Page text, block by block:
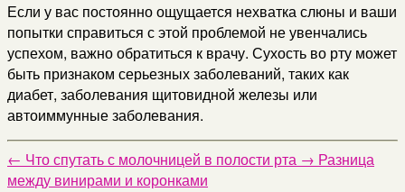
Если у вас постоянно ощущается нехватка слюны и ваши
попытки справиться с этой проблемой не увенчались
успехом, важно обратиться к врачу. Сухость во рту может
быть признаком серьезных заболеваний, таких как
диабет, заболевания щитовидной железы или
автоиммунные заболевания.
← Что спутать с молочницей в полости рта → Разница
между винирами и коронками